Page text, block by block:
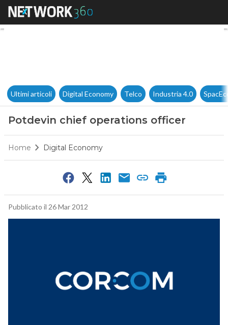
Potdevin chief operations
Ultimi articoli Digital Economy Telco Industria 4.0
Potdevin chief operations officer
Home Digital Economy
Pubblicato il 26 Mar 2012